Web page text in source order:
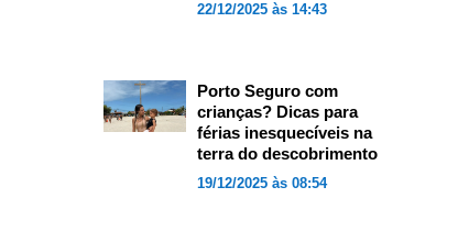
22/12/2025 às 14:43
Porto Seguro com
crianças? Dicas para
férias inesquecíveis na
terra do descobrimento
19/12/2025 às 08:54